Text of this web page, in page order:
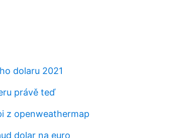
dolaru 2021
právě teď
z openweathermap
dolar na euro